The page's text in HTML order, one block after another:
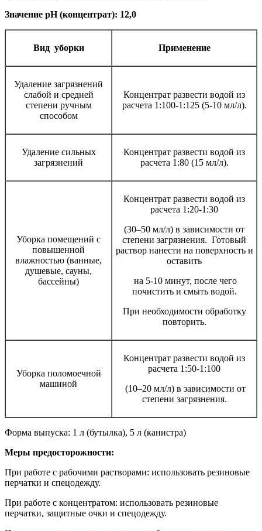
Значение pH (концентрат): 12,0
Вид уборки Применение
Удаление загрязнений
слабой и средней
степени ручным
способом
Концентрат развести водой из
расчета 1:100-1:125 (5-10 мл/л).
Удаление сильных
загрязнений
Концентрат развести водой из
расчета 1:80 (15 мл/л).
Уборка помещений с
повышенной
влажностью (ванные,
душевые, сауны,
бассейны)
Концентрат развести водой из
расчета 1:20-1:30
(30–50 мл/л) в зависимости от
степени загрязнения. Готовый
раствор нанести на поверхность и
оставить
на 5-10 минут, после чего
почистить и смыть водой.
При необходимости обработку
повторить.
Уборка поломоечной
машиной
Концентрат развести водой из
расчета 1:50-1:100
(10–20 мл/л) в зависимости от
степени загрязнения.
Форма выпуска: 1 л (бутылка), 5 л (канистра)
Меры предосторожности:
При работе с рабочими растворами: использовать резиновые
перчатки и спецодежду.
При работе с концентратом: использовать резиновые
перчатки, защитные очки и спецодежду.